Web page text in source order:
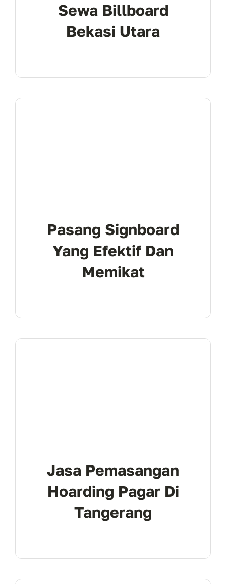
Sewa Billboard
Bekasi Utara
Pasang Signboard
Yang Efektif Dan
Memikat
Jasa Pemasangan
Hoarding Pagar Di
Tangerang